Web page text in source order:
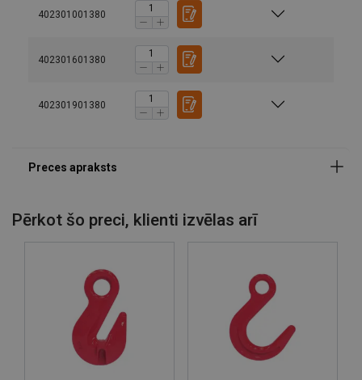
402301001380
402301601380
402301901380
Darba temperatūra :
Standarts:
Drošības koeficients:
Klase:
Pērkot šo preci, klienti izvēlas arī